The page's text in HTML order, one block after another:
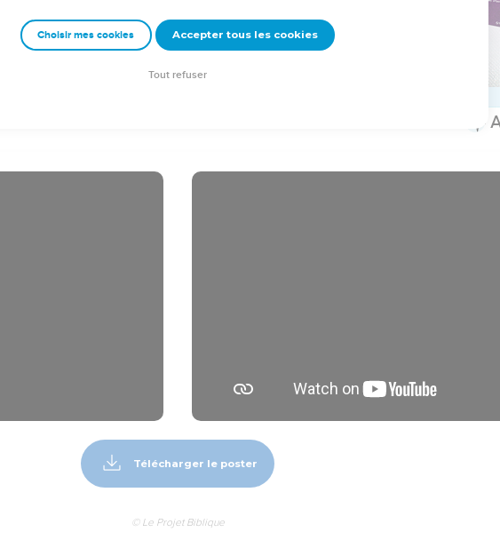
fut enlevé au ciel, et il s'assit à la droite de Dieu.
prêcher partout. Le Seigneur travaillait avec eux et confirmait la parole par les
Télécharger le poster
© Le Projet Biblique
Choisir mes cookies Accepter tous les cookies
Tout refuser